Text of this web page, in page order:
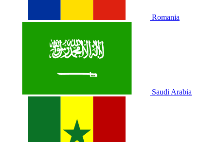
Romania
Saudi Arabia